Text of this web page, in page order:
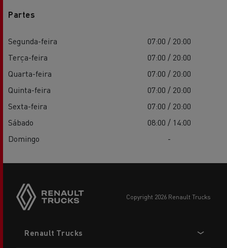
Partes
Segunda-feira
07:00 / 20:00
Terça-feira
07:00 / 20:00
Quarta-feira
07:00 / 20:00
Quinta-feira
07:00 / 20:00
Sexta-feira
07:00 / 20:00
Sábado
08:00 / 14:00
Domingo
-
copyright 2026 Renault Trucks
menu
Renault Trucks